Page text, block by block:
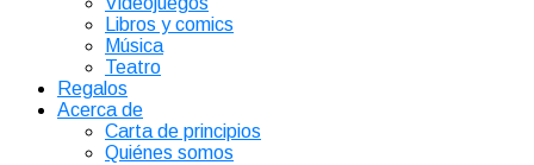
Libros y comics
Música
Teatro
Regalos
Acerca de
Carta de principios
Quiénes somos